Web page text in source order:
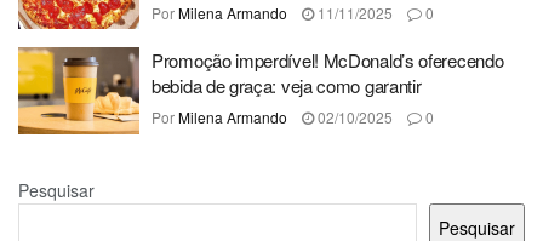
PorMilena Armando 11/11/2025 0
Promoção imperdível! McDonald’s oferecendo
bebida de graça: veja como garantir
PorMilena Armando 02/10/2025 0
Pesquisar
Pesquisar